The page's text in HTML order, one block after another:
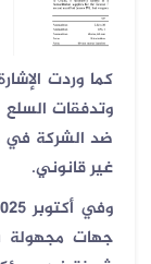
كما وردت
وتدفقات
ضد الشركة في
غير قانوني.
جهات مجهولة